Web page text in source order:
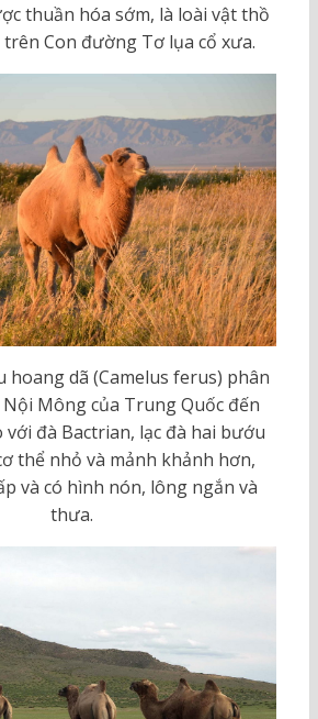
thuần hóa sớm, là loài vật thồ
Con đường Tơ lụa cổ xưa.
hoang dã (Camelus ferus) phân
Mông của Trung Quốc đến
với đà Bactrian, lạc đà hai bướu
thể nhỏ và mảnh khảnh hơn,
và có hình nón, lông ngắn và
thưa.